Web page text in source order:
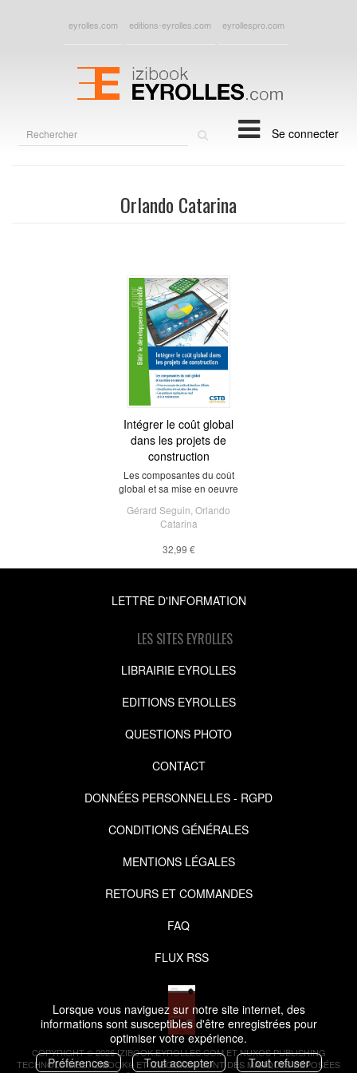
Lorsque vous naviguez sur notre site internet, des
informations sont susceptibles d'être enregistrées pour
optimiser votre expérience.
Préférences
Tout accepter Tout refuser
eyrolles.com editions-eyrolles.com eyrollespro.com
Se connecter
Orlando Catarina
Intégrer le coût global
dans les projets de
construction
Les composantes du coût
global et sa mise en oeuvre
Gérard Seguin Orlando
Catarina
32,99 €
LETTRE D'INFORMATION
LES SITES EYROLLES
LIBRAIRIE EYROLLES
EDITIONS EYROLLES
QUESTIONS PHOTO
CONTACT
DONNÉES PERSONNELLES - RGPD
CONDITIONS GÉNÉRALES
MENTIONS LÉGALES
RETOURS ET COMMANDES
FAQ
FLUX RSS
COPYRIGHT © 2026 IZIBOOK.EYROLLES.COM ET NUXOS PUBLISHING
TECHNOLOGIES.IZIBOOK® ETIZIBOOKS®SONT DES MARQUES DÉPOSÉES